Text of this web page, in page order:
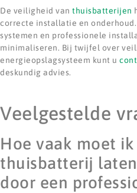
De veiligheid van thuisbatterijen
correcte installatie en
systemen en professionele
minimaliseren. Bij twijfel over
energieopslagsysteem kunt u
deskundig advies.
Veelgestelde
Hoe vaak moet
thuisbatterij
door een